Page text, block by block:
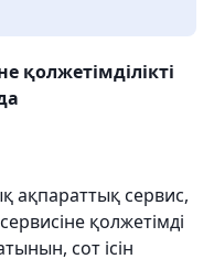
қолжетімділікті
ақпараттық сервис,
қолжетімді
сот ісін